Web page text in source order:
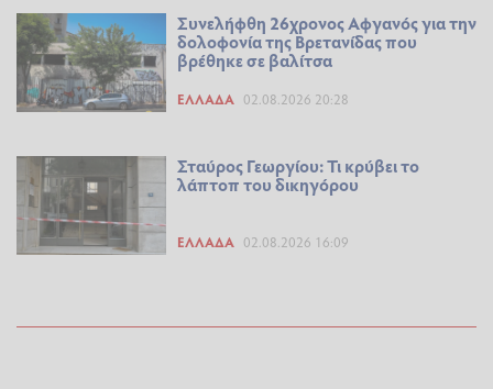
Συνελήφθη 26χρονος Αφγανός για την
δολοφονία της Βρετανίδας που
βρέθηκε σε βαλίτσα
ΕΛΛΆΔΑ 02.08.2026 20:28
Σταύρος Γεωργίου: Τι κρύβει το
λάπτοπ του δικηγόρου
ΕΛΛΆΔΑ 02.08.2026 16:09